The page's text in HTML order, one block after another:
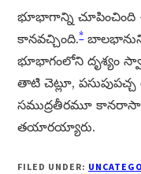
భూభాగాన్ని చూపించింది
కానవచ్చింది.*బాలభానుని
భూభాగంలోని దృశ్యం
తాటి చెట్లూ, పసుపుపచ్చ
సముద్రతీరమూ
తయారయ్యారు.
FILED UNDER: